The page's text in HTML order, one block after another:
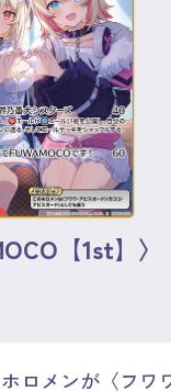
【1st】〉
ロメンが〈フワ